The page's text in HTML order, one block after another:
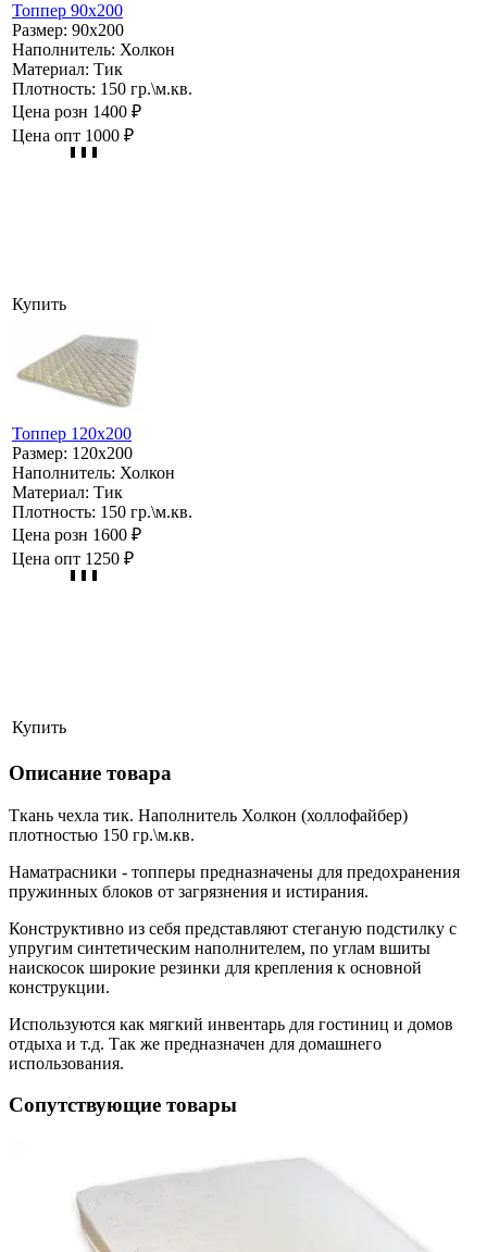
Топпер 90х200
Размер: 90х200
Наполнитель: Холкон
Материал: Тик
Плотность: 150 гр.\м.кв.
Цена розн 1400 ₽
Цена опт 1000 ₽
Купить
Топпер 120х200
Размер: 120х200
Наполнитель: Холкон
Материал: Тик
Плотность: 150 гр.\м.кв.
Цена розн 1600 ₽
Цена опт 1250 ₽
Купить
Описание товара
Ткань чехла тик. Наполнитель Холкон (холлофайбер)
плотностью 150 гр.\м.кв.
Наматрасники - топперы предназначены для предохранения
пружинных блоков от загрязнения и истирания.
Конструктивно из себя представляют стеганую подстилку с
упругим синтетическим наполнителем, по углам вшиты
наискосок широкие резинки для крепления к основной
конструкции.
Используются как мягкий инвентарь для гостиниц и домов
отдыха и т.д. Так же предназначен для домашнего
использования.
Сопутствующие товары